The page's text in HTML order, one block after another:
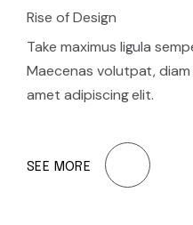
Rise of Design
Take maximus ligula
Maecenas volutpat,
amet adipiscing elit.
SEE MORE